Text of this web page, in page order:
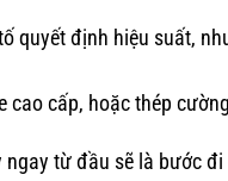
quyết định hiệu suất,
cao cấp, hoặc thép
từ đầu sẽ là bước